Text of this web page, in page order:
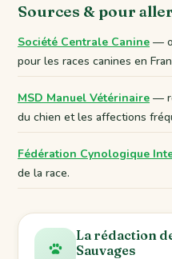
Sources & pour
Société Centrale Canine —
pour les races canines en
MSD Manuel Vétérinaire —
du chien et les affections
Fédération Cynologique
de la race.
La rédaction
Sauvages